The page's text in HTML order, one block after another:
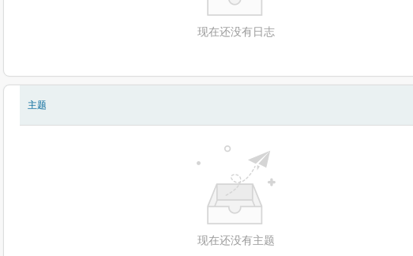
现在还没有日志
主题
现在还没有主题